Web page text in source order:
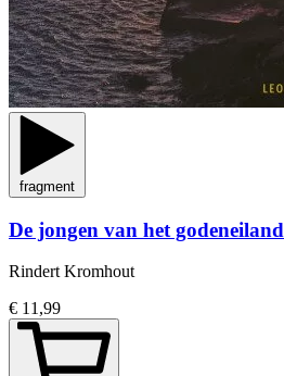
fragment
De jongen van het godeneiland
Rindert Kromhout
€ 11,99